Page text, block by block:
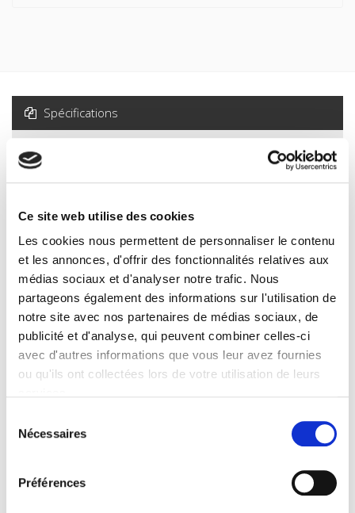
Ce site web utilise des cookies
Les cookies nous permettent de personnaliser le contenu
et les annonces, d'offrir des fonctionnalités relatives aux
médias sociaux et d'analyser notre trafic. Nous
partageons également des informations sur l'utilisation de
notre site avec nos partenaires de médias sociaux, de
publicité et d'analyse, qui peuvent combiner celles-ci
avec d'autres informations que vous leur avez fournies
ou qu'ils ont collectées lors de votre utilisation de leurs
Nécessaires
Préférences
Spécifications
Presse
Sommaire
Extrait
Spécifications
Éditeur
Collection
français